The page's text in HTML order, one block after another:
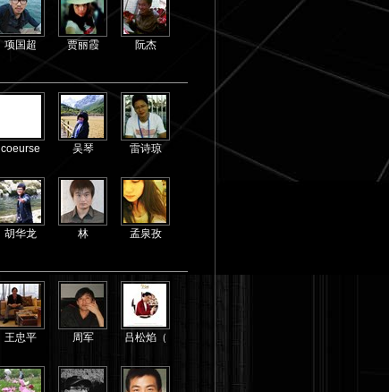
项国超 贾丽霞 阮杰
coeurse 吴琴 雷诗琼
胡华龙 林 孟泉孜
王忠平 周军 吕松焰（